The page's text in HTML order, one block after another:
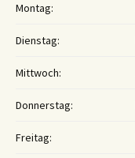
Montag:
Dienstag:
Mittwoch:
Donnerstag:
Freitag: